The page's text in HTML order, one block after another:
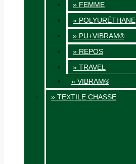
» FEMME
» POLYURÉTHANE
» PU+VIBRAM®
» REPOS
» TRAVEL
» VIBRAM®
» TEXTILE CHASSE